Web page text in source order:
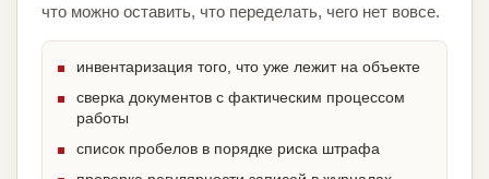
что можно оставить, что переделать, чего нет вовсе.
инвентаризация того, что уже лежит на объекте
сверка документов с фактическим процессом
работы
список пробелов в порядке риска штрафа